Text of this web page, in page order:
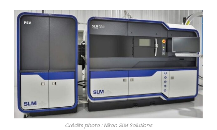
Crédits photo : Nikon SLM Solutions